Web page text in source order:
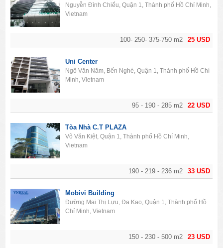
25 USD
100- 250- 375-750 m2
Nguyễn Đình Chiểu, Quận 1, Thành phố Hồ Chí Minh,
Vietnam
22 USD
95 - 190 - 285 m2
Uni Center
Ngô Văn Năm, Bến Nghé, Quận 1, Thành phố Hồ Chí
Minh, Vietnam
33 USD
190 - 219 - 236 m2
Tòa Nhà C.T PLAZA
Võ Văn Kiệt, Quận 1, Thành phố Hồ Chí Minh,
Vietnam
23 USD
150 - 230 - 500 m2
Mobivi Building
Đường Mai Thị Lựu, Đa Kao, Quận 1, Thành phố Hồ
Chí Minh, Vietnam